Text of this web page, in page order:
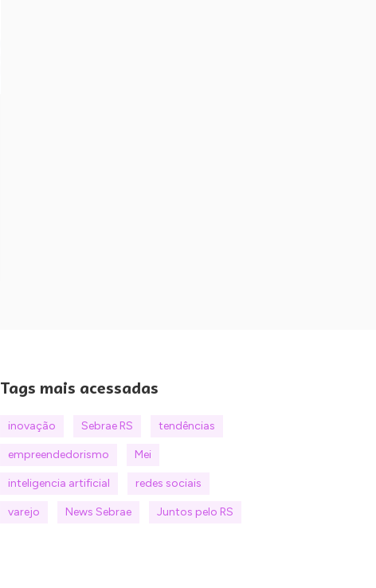
Tags mais acessadas
inovação Sebrae RS tendências
empreendedorismo Mei
inteligencia artificial redes sociais
varejo News Sebrae Juntos pelo RS